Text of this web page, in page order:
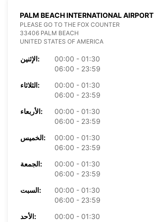
PALM BEACH INTERNATIONAL AIRPORT
PLEASE GO TO THE FOX COUNTER
33406 PALM BEACH
UNITED STATES OF AMERICA
الإثنين:
00:00 - 01:30
06:00 - 23:59
الثلاثاء:
00:00 - 01:30
06:00 - 23:59
الأربعاء:
00:00 - 01:30
06:00 - 23:59
الخميس:
00:00 - 01:30
06:00 - 23:59
الجمعة:
00:00 - 01:30
06:00 - 23:59
السبت:
00:00 - 01:30
06:00 - 23:59
الأحد:
00:00 - 01:30